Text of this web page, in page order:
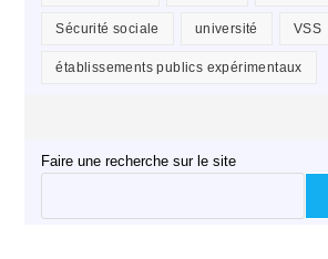
Sécurité sociale université VSS
établissements publics expérimentaux
Faire une recherche sur le site